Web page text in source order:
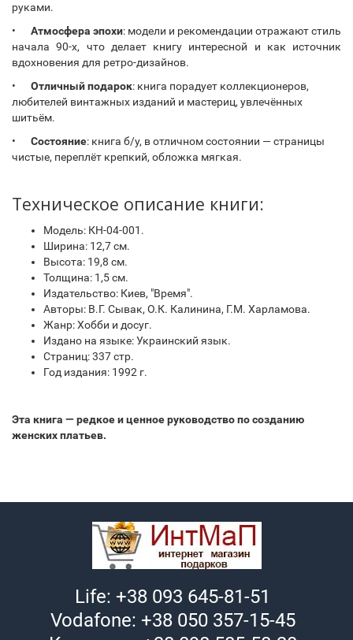
руками.
•
Атмосфера эпохи: модели и рекомендации отражают стиль
начала 90-х, что делает книгу интересной и как источник
вдохновения для ретро-дизайнов.
•
Отличный подарок: книга порадует коллекционеров,
любителей винтажных изданий и мастериц, увлечённых
шитьём.
•
Состояние: книга б/у, в отличном состоянии — страницы
чистые, переплёт крепкий, обложка мягкая.
Техническое описание книги:
Модель: КН-04-001.
Ширина: 12,7 см.
Высота: 19,8 см.
Толщина: 1,5 см.
Издательство: Киев, "Время".
Авторы: В.Г. Сывак, О.К. Калинина, Г.М. Харламова.
Жанр: Хобби и досуг.
Издано на языке: Украинский язык.
Страниц: 337 стр.
Год издания: 1992 г.
Эта книга — редкое и ценное руководство по созданию
женских платьев.
Life: +38 093 645-81-51
Vodafone: +38 050 357-15-45